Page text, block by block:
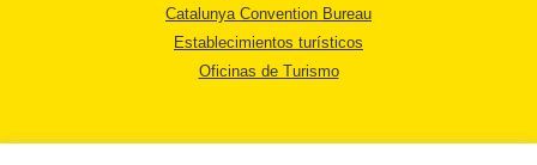
Catalunya Convention Bureau
Establecimientos turísticos
Oficinas de Turismo